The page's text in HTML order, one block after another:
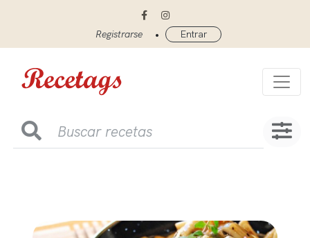
Registrarse • Entrar